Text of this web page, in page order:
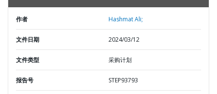
作者 Hashmat Ali;
文件日期 2024/03/12
文件类型 采购计划
报告号 STEP93793